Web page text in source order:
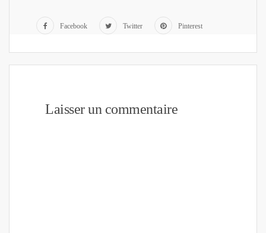
Facebook Twitter Pinterest
Laisser un commentaire